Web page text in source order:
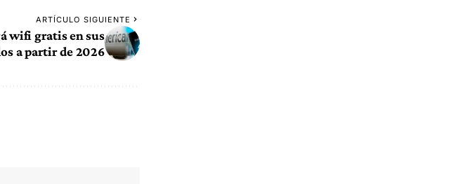
ARTÍCULO SIGUIENTE
wifi gratis en sus
a partir de 2026